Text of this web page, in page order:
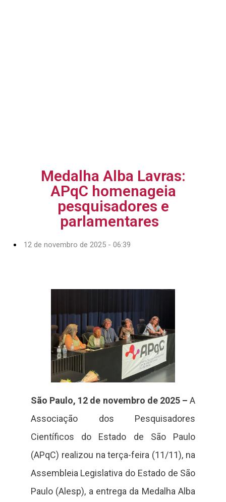
Medalha Alba Lavras:
APqC homenageia
pesquisadores e
parlamentares
12 de novembro de 2025 - 06:39
São Paulo, 12 de novembro de 2025 –A
Associação dos Pesquisadores
Científicos do Estado de São Paulo
(APqC) realizou na terça-feira (11/11), na
Assembleia Legislativa do Estado de São
Paulo (Alesp), a entrega da Medalha Alba